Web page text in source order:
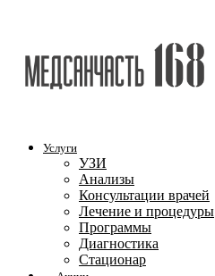
Услуги
УЗИ
Анализы
Консультации врачей
Лечение и процедуры
Программы
Диагностика
Стационар